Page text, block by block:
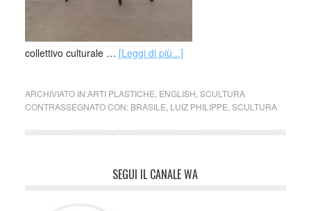
collettivo culturale … [Leggi di più...]
ARCHIVIATO IN:ARTI PLASTICHE ENGLISH SCULTURA
CONTRASSEGNATO CON: BRASILE LUIZ PHILIPPE SCULTURA
SEGUI IL CANALE WA